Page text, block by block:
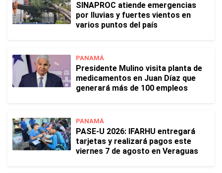
SINAPROC atiende emergencias
por lluvias y fuertes vientos en
varios puntos del país
PANAMÁ
Presidente Mulino visita planta de
medicamentos en Juan Díaz que
generará más de 100 empleos
PANAMÁ
PASE-U 2026: IFARHU entregará
tarjetas y realizará pagos este
viernes 7 de agosto en Veraguas